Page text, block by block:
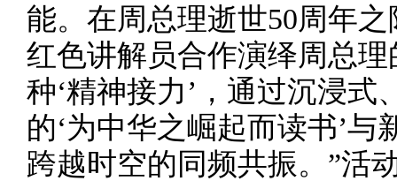
能。在周总理逝世50周年
红色讲解员合作演绎周总
种‘精神接力’，通过沉浸
的‘为中华之崛起而读书’与
跨越时空的同频共振。”活